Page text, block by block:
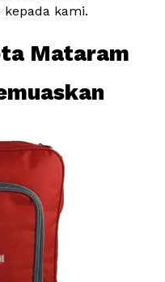
kami.
Mataram